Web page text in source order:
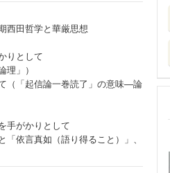
西田哲学と華厳思想
りとして
」）
（「起信論一巻読了」の意味―論
手がかりとして
依言真如（語り得ること）」、